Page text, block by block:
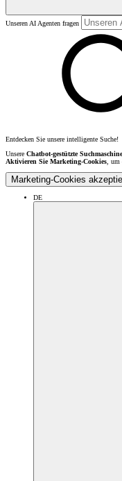
Unseren AI Agenten fragen
Entdecken Sie unsere intelligente Suche!
Unsere Chatbot-gestützte Suchmaschine
Aktivieren Sie Marketing-Cookies, um
Marketing-Cookies
DE